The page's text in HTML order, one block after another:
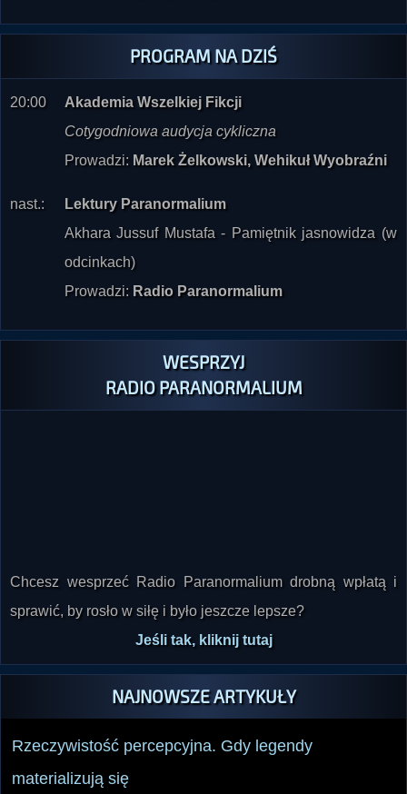
PROGRAM NA DZIŚ
20:00
Akademia Wszelkiej Fikcji
Cotygodniowa audycja cykliczna
Prowadzi: Marek Żelkowski, Wehikuł Wyobraźni
nast.:
Lektury Paranormalium
Akhara Jussuf Mustafa - Pamiętnik jasnowidza (w
odcinkach)
Prowadzi: Radio Paranormalium
WESPRZYJ
RADIO PARANORMALIUM
Chcesz wesprzeć Radio Paranormalium drobną wpłatą i
sprawić, by rosło w siłę i było jeszcze lepsze?
Jeśli tak, kliknij tutaj
NAJNOWSZE ARTYKUŁY
Rzeczywistość percepcyjna. Gdy legendy
materializują się